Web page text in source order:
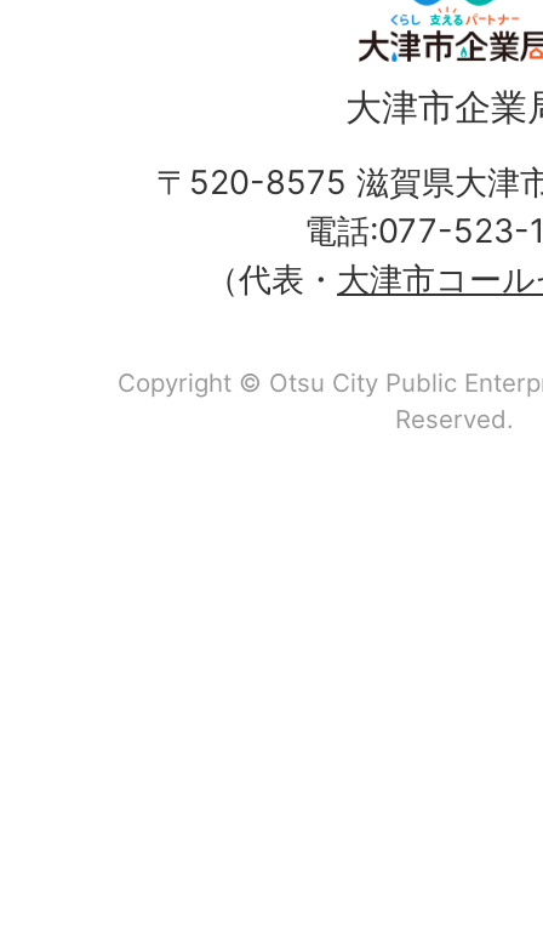
大津市企業
〒520-8575 滋賀県大津
電話:077-523-
（代表・ 大津市コー
Copyright © Otsu City Public
Reserved.